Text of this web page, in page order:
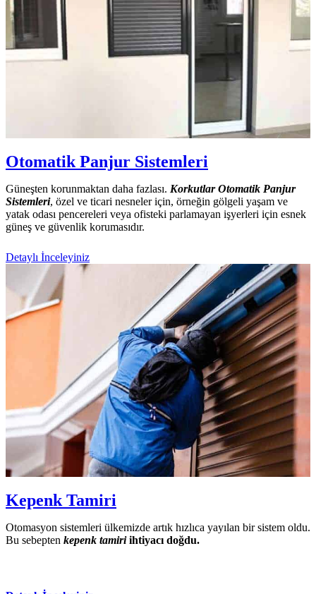
Otomatik Panjur Sistemleri
Güneşten korunmaktan daha fazlası. Korkutlar Otomatik Panjur
Sistemleri, özel ve ticari nesneler için, örneğin gölgeli yaşam ve
yatak odası pencereleri veya ofisteki parlamayan işyerleri için esnek
güneş ve güvenlik korumasıdır.
Detaylı İnceleyiniz
Kepenk Tamiri
Otomasyon sistemleri ülkemizde artık hızlıca yayılan bir sistem oldu.
Bu sebepten kepenk tamiriihtiyacı doğdu.